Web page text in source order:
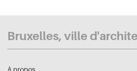
Bruxelles, ville
À propos